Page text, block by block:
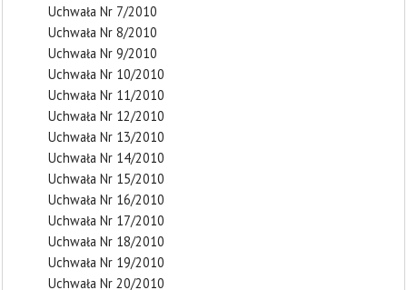
Uchwała Nr 7/2010
Uchwała Nr 8/2010
Uchwała Nr 9/2010
Uchwała Nr 10/2010
Uchwała Nr 11/2010
Uchwała Nr 12/2010
Uchwała Nr 13/2010
Uchwała Nr 14/2010
Uchwała Nr 15/2010
Uchwała Nr 16/2010
Uchwała Nr 17/2010
Uchwała Nr 18/2010
Uchwała Nr 19/2010
Uchwała Nr 20/2010